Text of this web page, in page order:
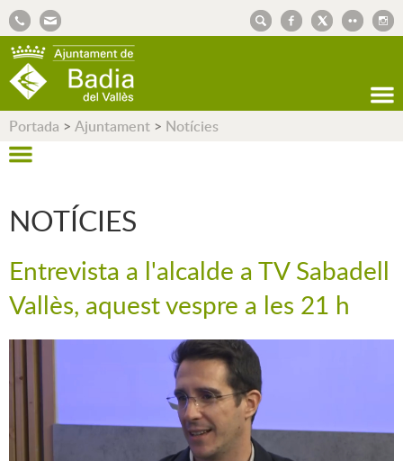
Portada > Ajuntament > Notícies
NOTÍCIES
Entrevista a l'alcalde a TV Sabadell
Vallès, aquest vespre a les 21 h